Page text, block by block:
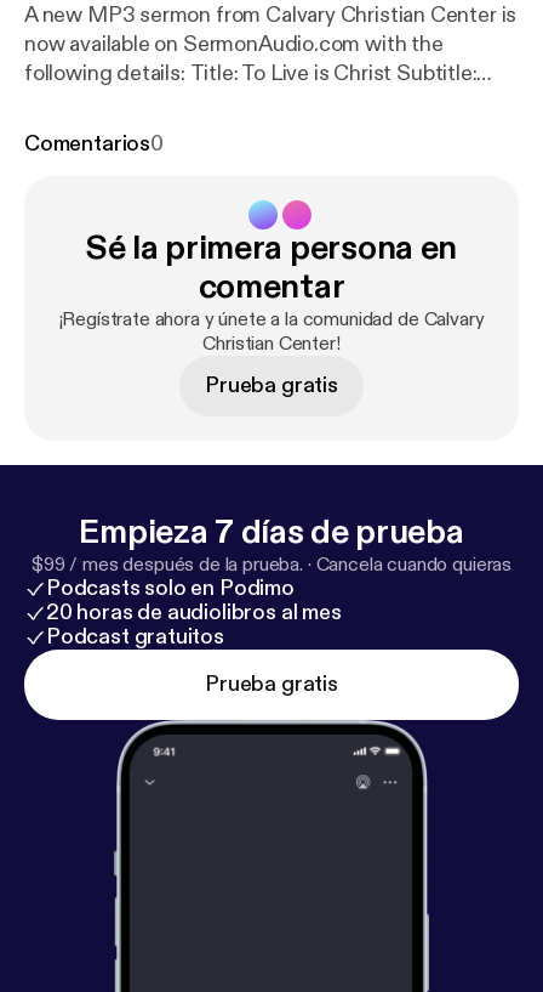
A new MP3 sermon from Calvary Christian Center is
now available on SermonAudio.com with the
following details: Title: To Live is Christ Subtitle:
Christian Center Event: Sunday Service Date:
Comentarios0
Sé la primera persona en
comentar
¡Regístrate ahora y únete a la comunidad de Calvary
Christian Center!
Prueba gratis
Empieza 7 días de prueba
$99 / mes después de la prueba. · Cancela cuando quieras
Podcasts solo en Podimo
20 horas de audiolibros al mes
Podcast gratuitos
Prueba gratis